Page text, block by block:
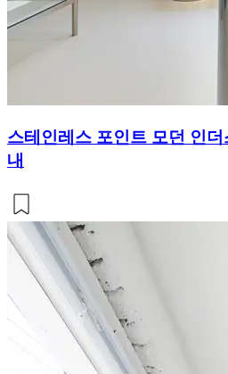
스테인레스 포인트 모던 인
내